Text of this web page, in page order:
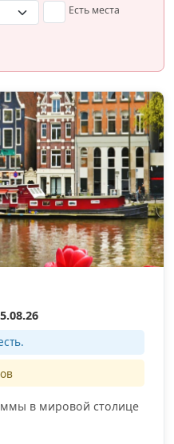
Есть места
в мировой столице